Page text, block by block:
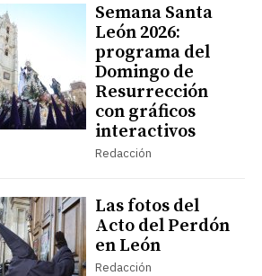
Semana Santa
León 2026:
programa del
Domingo de
Resurrección
con gráficos
interactivos
Redacción
Las fotos del
Acto del Perdón
en León
Redacción